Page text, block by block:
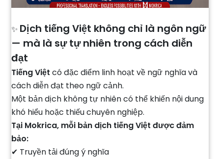
✨ Dịch tiếng Việt không chỉ là ngôn ngữ
— mà là sự tự nhiên trong cách diễn
đạt
Tiếng Việt có đặc điểm linh hoạt về ngữ nghĩa và
cách diễn đạt theo ngữ cảnh.
Một bản dịch không tự nhiên có thể khiến nội dung
khó hiểu hoặc thiếu chuyên nghiệp.
Tại Mokrica, mỗi bản dịch tiếng Việt được đảm
bảo:
✔ Truyền tải đúng ý nghĩa